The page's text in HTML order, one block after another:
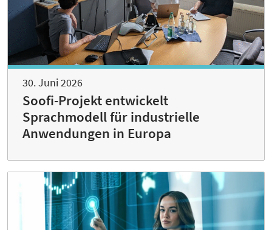
30. Juni 2026
Soofi-Projekt entwickelt
Sprachmodell für industrielle
Anwendungen in Europa